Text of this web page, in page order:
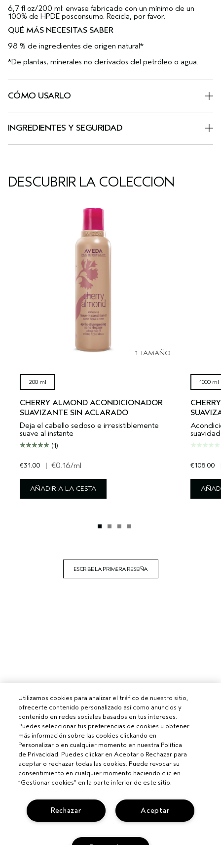
6,7 fl oz/200 ml: envase fabricado con un mínimo de un
100% de HPDE posconsumo. Recicla, por favor.
QUÉ MÁS NECESITAS SABER
98 % de ingredientes de origen natural*
*De plantas, minerales no derivados del petróleo o agua.
CÓMO USARLO
INGREDIENTES Y SEGURIDAD
DESCUBRIR LA COLECCIÓN
1 TAMAÑO
200 ml
CHERRY ALMOND ACONDICIONADOR
SUAVIZANTE SIN ACLARADO
Deja el cabello sedoso e irresistiblemente
suave al instante
(1)
€31.00 | €0.16/ml
AÑADIR A LA CESTA
1000 ml
€108.00
ESCRIBE LA PRIMERA RESEÑA
Para profesionales
CONVIÉRTETE EN UN SALÓN AVEDA
Utilizamos cookies para analizar el tráfico de nuestro sitio,
ofrecerte contenido personalizado así como anuncios y
contenido en redes sociales basados en tus intereses.
Puedes seleccionar tus preferencias de cookies u obtener
más información sobre las cookies clickando en
Personalizar o en cualquier momento en nuestra Política
de Privacidad. Puedes clickar en Aceptar o Rechazar para
aceptar o rechazar todas las cookies. Puede revocar su
consentimiento en cualquier momento haciendo clic en
“Gestionar cookies” en la parte inferior de este sitio.
Aceptar
Rechazar